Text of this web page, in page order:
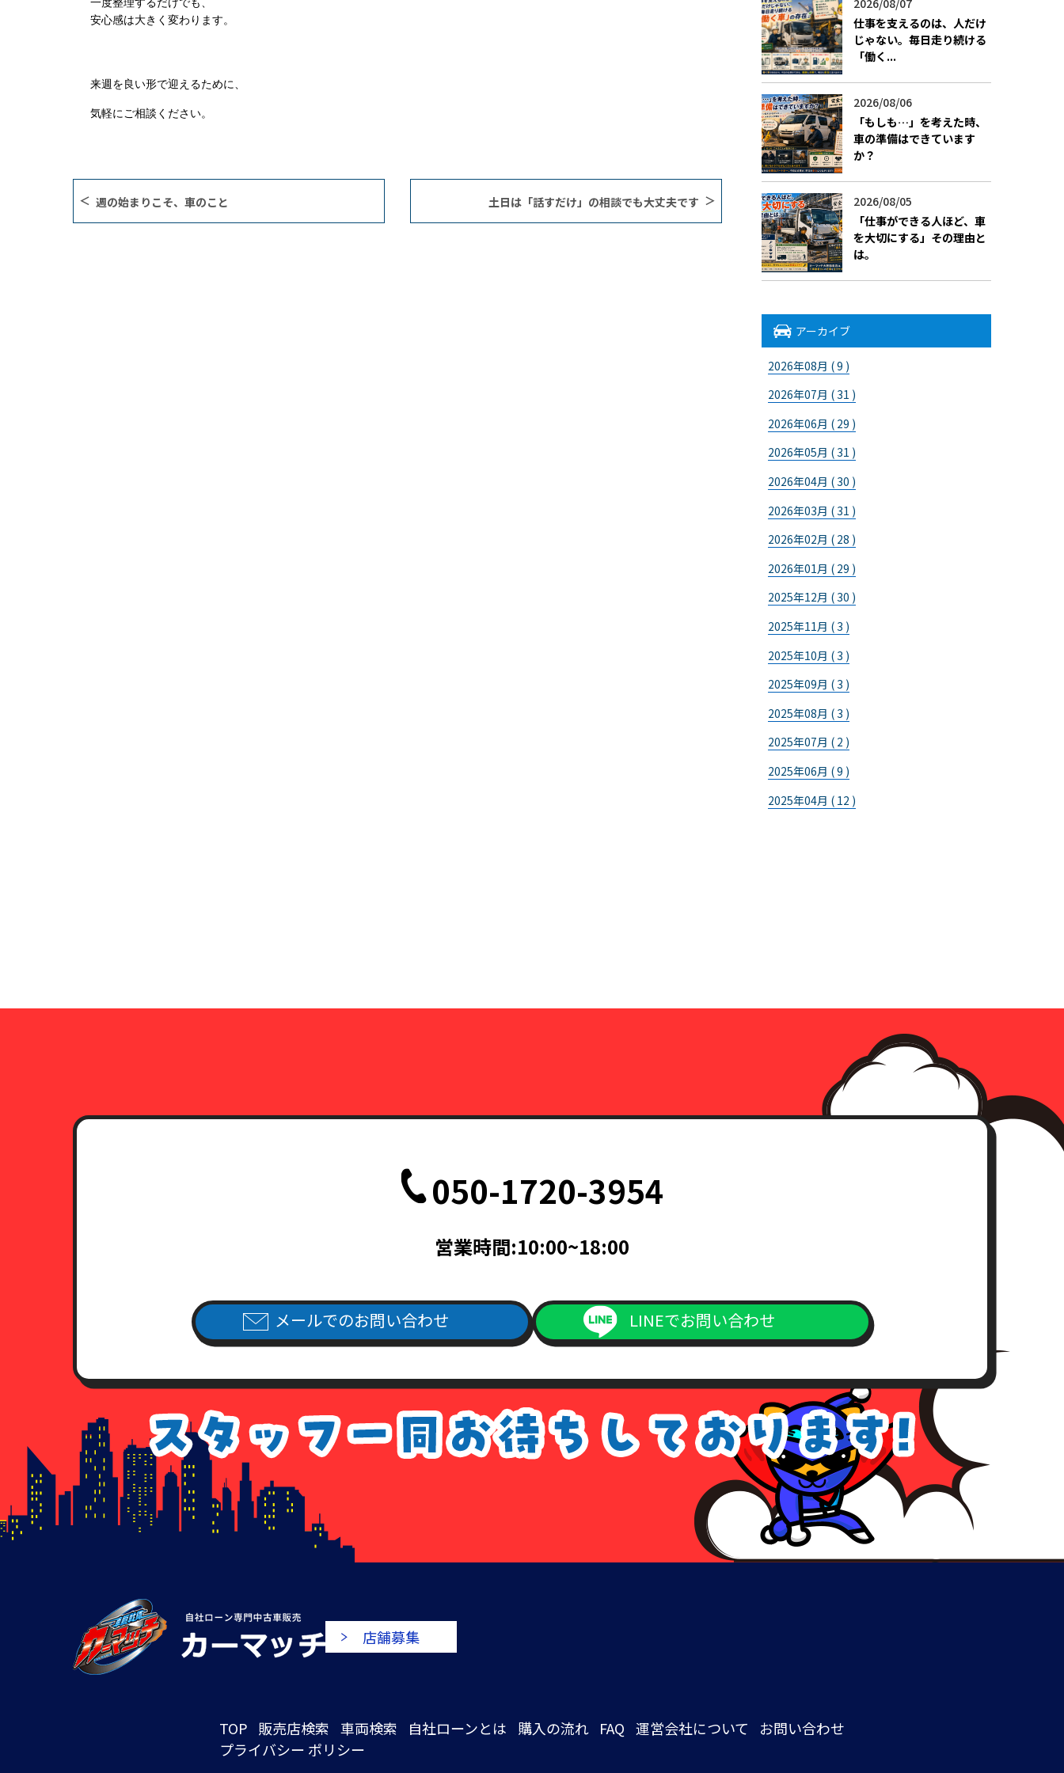
安心感は大きく変わります。
来週を良い形で迎えるために、
気軽にご相談ください。
週の始まりこそ、車のこと 土日は「話すだけ」の相談でも大丈夫です
2026/08/07
仕事を支えるのは、人だけ
じゃない。毎日走り続ける
「働く...
2026/08/06
「もしも…」を考えた時、
車の準備はできています
か？
2026/08/05
「仕事ができる人ほど、車
を大切にする」その理由と
は。
アーカイブ
2026年08月 ( 9 )
2026年07月 ( 31 )
2026年06月 ( 29 )
2026年05月 ( 31 )
2026年04月 ( 30 )
2026年03月 ( 31 )
2026年02月 ( 28 )
2026年01月 ( 29 )
2025年12月 ( 30 )
2025年11月 ( 3 )
2025年10月 ( 3 )
2025年09月 ( 3 )
2025年08月 ( 3 )
2025年07月 ( 2 )
2025年06月 ( 9 )
2025年04月 ( 12 )
050-1720-3954
営業時間:10:00~18:00
メールでのお問い合わせ LINEでお問い合わせ
店舗募集
TOP 販売店検索 車両検索 自社ローンとは 購入の流れ FAQ 運営会社について
お問い合わせ
プライバシー ポリシー